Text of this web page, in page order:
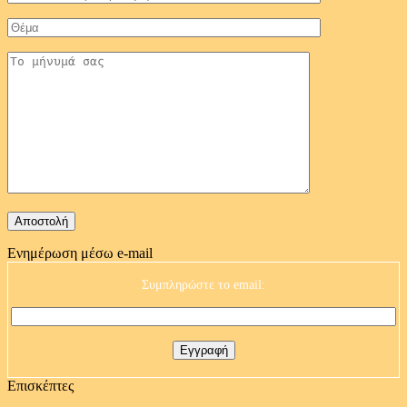
Ενημέρωση μέσω e-mail
Συμπληρώστε το email:
Επισκέπτες